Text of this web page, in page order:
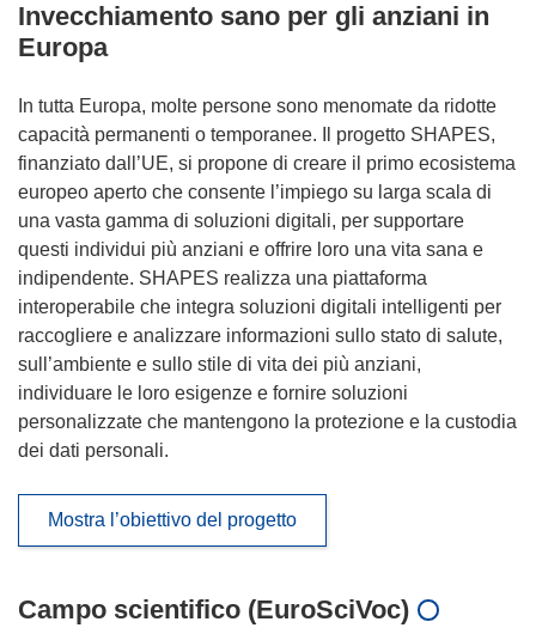
Invecchiamento sano per gli anziani in
Europa
In tutta Europa, molte persone sono menomate da ridotte
capacità permanenti o temporanee. Il progetto SHAPES,
finanziato dall’UE, si propone di creare il primo ecosistema
europeo aperto che consente l’impiego su larga scala di
una vasta gamma di soluzioni digitali, per supportare
questi individui più anziani e offrire loro una vita sana e
indipendente. SHAPES realizza una piattaforma
interoperabile che integra soluzioni digitali intelligenti per
raccogliere e analizzare informazioni sullo stato di salute,
sull’ambiente e sullo stile di vita dei più anziani,
individuare le loro esigenze e fornire soluzioni
personalizzate che mantengono la protezione e la custodia
dei dati personali.
Mostra l’obiettivo del progetto
Campo scientifico (EuroSciVoc)